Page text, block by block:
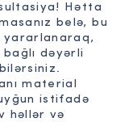
Hətta
belə, bu
yararlanaraq,
dəyərli
material
istifadə
həllər və